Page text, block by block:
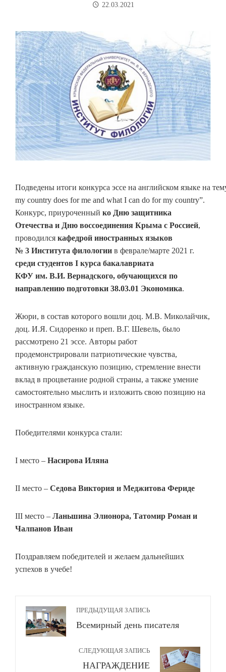
22.03.2021
Подведены итоги конкурса эссе на английском языке на
my country does for me and what I can do for my country”.
Конкурс, приуроченный ко Дню защитника
Отечества и Дню воссоединения Крыма с Россией,
проводился кафедрой иностранных языков
№ 3 Института филологии в феврале/марте 2021 г.
среди студентов I курса бакалавриата
КФУ им. В.И. Вернадского, обучающихся по
направлению подготовки 38.03.01 Экономика.
Жюри, в состав которого вошли доц. М.В. Миколайчик,
доц. И.Я. Сидоренко и преп. В.Г. Шевель, было
рассмотрено 21 эссе. Авторы работ
продемонстрировали патриотические чувства,
активную гражданскую позицию, стремление внести
вклад в процветание родной страны, а также умение
самостоятельно мыслить и изложить свою позицию на
иностранном языке.
Победителями конкурса стали:
I место – Насирова Иляна
II место – Седова Виктория и Меджитова Фериде
III место – Ланьшина Элионора, Татомир Роман и
Чалпанов Иван
Поздравляем победителей и желаем дальнейших
успехов в учебе!
ПРЕДЫДУЩАЯ ЗАПИСЬ
Всемирный день писателя
СЛЕДУЮЩАЯ ЗАПИСЬ
НАГРАЖДЕНИЕ